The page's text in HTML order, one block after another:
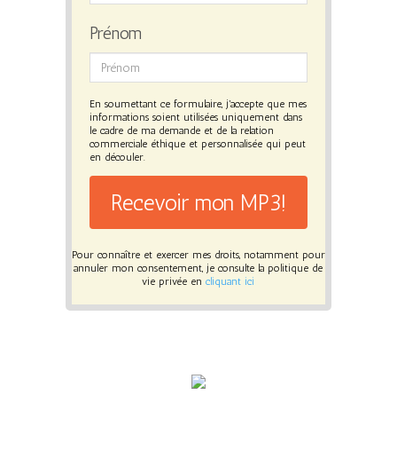
Prénom
En soumettant ce formulaire, j'accepte que mes
informations soient utilisées uniquement dans
le cadre de ma demande et de la relation
commerciale éthique et personnalisée qui peut
en découler.
Recevoir mon MP3!
Pour connaître et exercer mes droits, notamment pour
annuler mon consentement, je consulte la politique de
vie privée encliquant ici